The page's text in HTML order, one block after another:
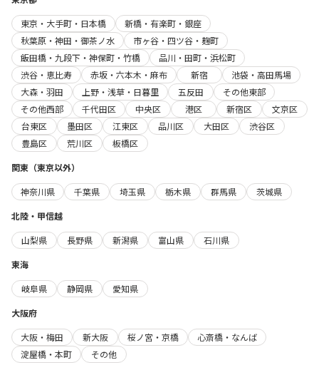
東京・大手町・日本橋
新橋・有楽町・銀座
秋葉原・神田・御茶ノ水
市ヶ谷・四ツ谷・麹町
飯田橋・九段下・神保町・竹橋
品川・田町・浜松町
渋谷・恵比寿
赤坂・六本木・麻布 新宿
池袋・高田馬場
大森・羽田
上野・浅草・日暮里 五反田
その他東部
その他西部
千代田区 中央区 港区 新宿区
文京区
台東区
墨田区 江東区 品川区 大田区
渋谷区
豊島区
荒川区
板橋区
関東（東京以外）
神奈川県
千葉県 埼玉県 栃木県 群馬県
茨城県
北陸・甲信越
山梨県
長野県 新潟県 富山県
石川県
東海
岐阜県
静岡県
愛知県
大阪府
大阪・梅田
新大阪 桜ノ宮・京橋
心斎橋・なんば
淀屋橋・本町
その他